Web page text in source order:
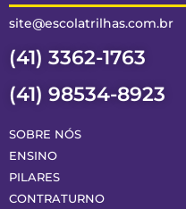
site@escolatrilhas.com.br
(41) 3362-1763
(41) 98534-8923
SOBRE NÓS
ENSINO
PILARES
CONTRATURNO